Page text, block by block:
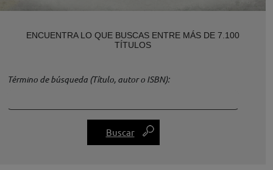
ENCUENTRA LO QUE BUSCAS ENTRE MÁS DE 7.100
TÍTULOS
Término de búsqueda (Título, autor o ISBN)